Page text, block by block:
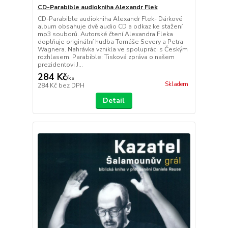
CD-Parabible audiokniha Alexandr Flek
CD-Parabible audiokniha Alexandr Flek- Dárkové
album obsahuje dvě audio CD a odkaz ke stažení
mp3 souborů. Autorské čtení Alexandra Fleka
doplňuje originální hudba Tomáše Severy a Petra
Wagnera. Nahrávka vznikla ve spolupráci s Českým
rozhlasem. Parabible: Tisková zpráva o našem
prezidentovi J...
284 Kč/ks
284 Kč bez DPH Skladem
Detail